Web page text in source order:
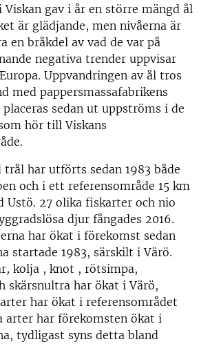
gav i år en större mängd ål
är glädjande, men nivåerna är
en bråkdel av vad de var på
negativa trender uppvisar
Uppvandringen av ål tros
med pappersmassafabrikens
sedan ut uppströms i de
hör till Viskans
har utförts sedan 1983 både
och i ett referensområde 15 km
Ustö. 27 olika fiskarter och nio
djur fångades 2016.
har ökat i förekomst sedan
startade 1983, särskilt i Värö.
, kolja , knot , rötsimpa,
skärsnultra har ökat i Värö,
har ökat i referensområdet
arter har förekomsten ökat i
tydligast syns detta bland